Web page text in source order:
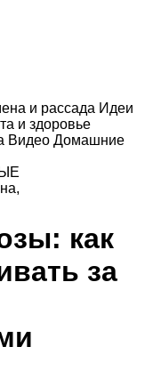
и рассада Идеи
и здоровье
Видео Домашние
как
за